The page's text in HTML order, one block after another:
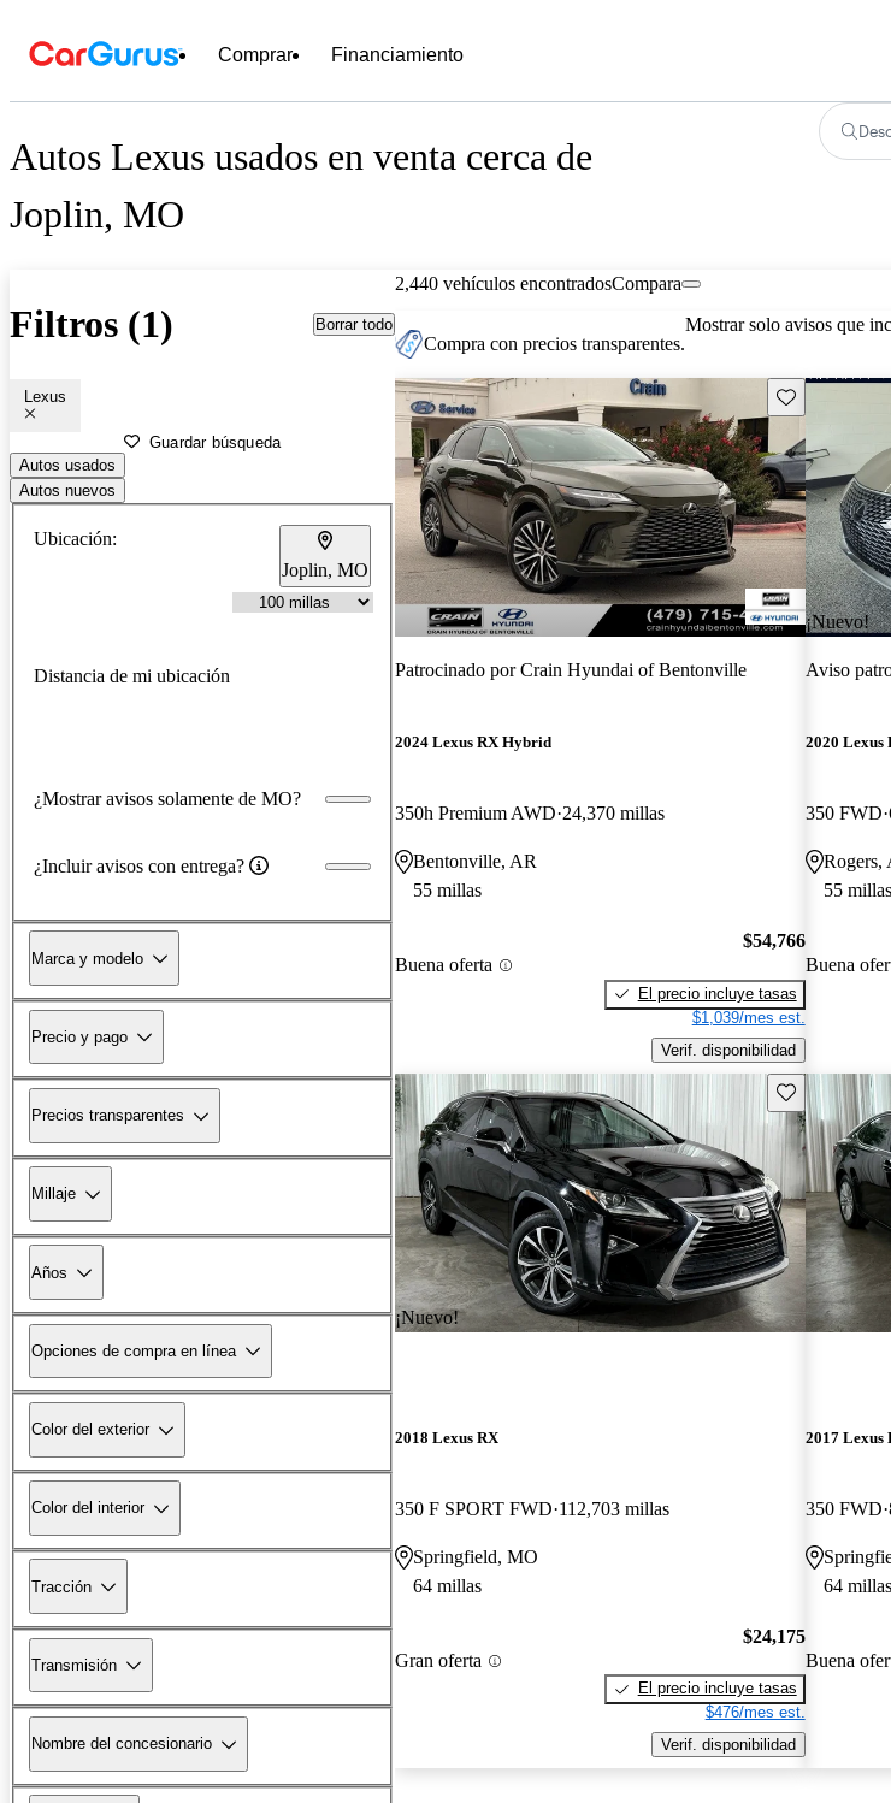
Comprar Financiamiento
Autos Lexus usados en venta cerca de
Joplin, MO
Filtros (1) Borrar todo
Lexus
Guardar búsqueda
Autos usados
Autos nuevos
Ubicación:
Joplin, MO
Distancia de mi ubicación
¿Mostrar avisos solamente de MO?
¿Incluir avisos con entrega?
Marca y modelo
Precio y pago
Precios transparentes
Millaje
Años
Opciones de compra en línea
Color del exterior
Color del interior
Tracción
Transmisión
Nombre del concesionario
2,440 vehículos encontradosCompara
Compra con precios transparentes.
Mostrar solo avisos que
Guarda este
Patrocinado porCrain Hyundai of Bentonville
2024 Lexus RX Hybrid
350h Premium AWD 24,370 millas
Bentonville, AR
55 millas
Buena oferta
$54,766
El precio incluye tasas
$1,039/mes est.
Verif. disponibilidad
¡Nuevo!
Aviso
2020 Lexus
350 FWD
Rogers,
55 millas
Buena
¡Nuevo!
Guarda este
2018 Lexus RX
350 F SPORT FWD 112,703 millas
Springfield, MO
64 millas
Gran oferta
$24,175
El precio incluye tasas
$476/mes est.
Verif. disponibilidad
2017 Lexus
350 FWD
64 millas
Buena